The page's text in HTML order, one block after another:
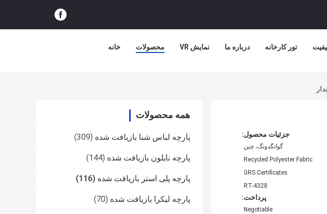
خانه محصولات نمایش VR درباره ما تور کارخانه
همه محصولات
پارچه لباس شنا بازیافت شده (309)
پارچه نایلون بازیافت شده (144)
پارچه پلی استر بازیافت شده (116)
پارچه لیکرا بازیافت شده (70)
جزئیات محصول:
گوانگدونگ، چین
Recycled Polyester Fabric
GRS Certificates
RT-4328
پرداخت:
Negotiable